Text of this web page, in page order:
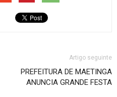
Artigo seguinte
PREFEITURA DE MAETINGA
ANUNCIA GRANDE FESTA